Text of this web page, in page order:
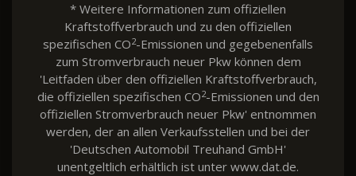
* Weitere Informationen zum offiziellen
Kraftstoffverbrauch und zu den offiziellen
spezifischen CO2-Emissionen und gegebenenfalls
zum Stromverbrauch neuer Pkw können dem
'Leitfaden über den offiziellen Kraftstoffverbrauch,
die offiziellen spezifischen CO2-Emissionen und den
offiziellen Stromverbrauch neuer Pkw' entnommen
werden, der an allen Verkaufsstellen und bei der
'Deutschen Automobil Treuhand GmbH'
unentgeltlich erhältlich ist unter www.dat.de.